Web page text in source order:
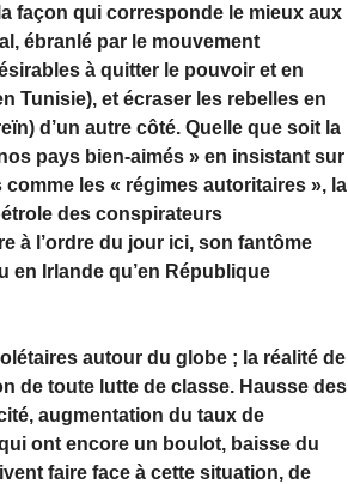
façon qui corresponde le mieux aux
ébranlé par le mouvement
à quitter le pouvoir et en
Tunisie), et écraser les rebelles en
d’un autre côté. Quelle que soit la
pays bien-aimés » en insistant sur
les « régimes autoritaires », la
des conspirateurs
à l’ordre du jour ici, son fantôme
en Irlande qu’en République
autour du globe ; la réalité de
de toute lutte de classe. Hausse des
augmentation du taux de
ont encore un boulot, baisse du
faire face à cette situation, de